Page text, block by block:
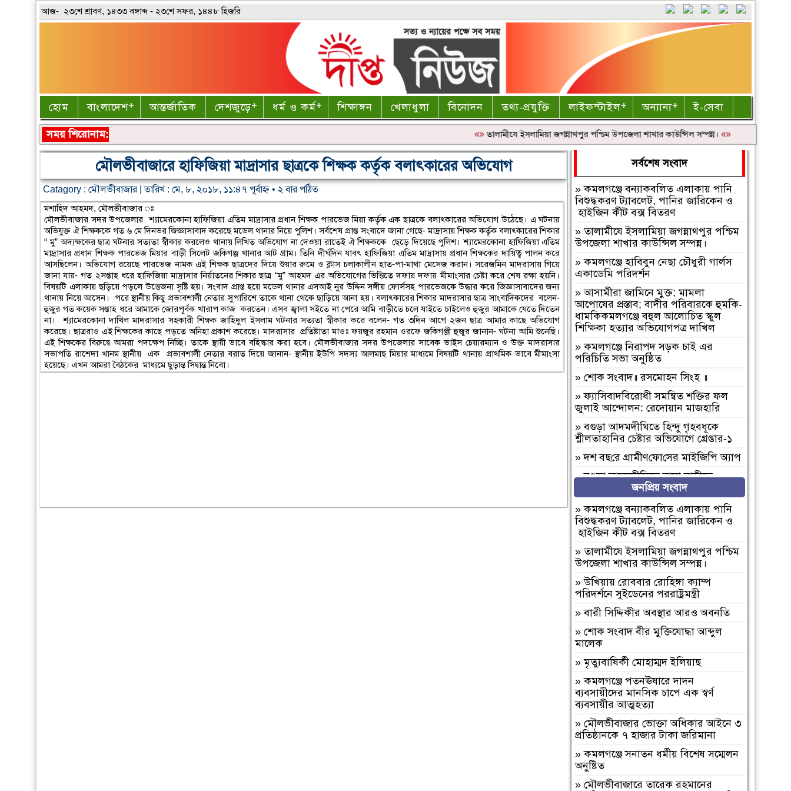
আজ- ২৩শে শ্রাবণ, ১৪৩৩ বঙ্গাব্দ - ২৩শে সফর, ১৪৪৮ হিজরি
হোম বাংলাদেশ আন্তর্জাতিক দেশজুড়ে ধর্ম ও কর্ম শিক্ষাঙ্গন খেলাধুলা বিনোদন তথ্য-প্রযুক্তি লাইফস্টাইল অন্যান্য ই-সেবা
সময় শিরোনাম: «»‎তালামীযে ইসলামিয়া জগন্নাথপুর পশ্চিম উপজেলা শাখার কাউন্সিল সম্পন্ন।«»কমলগঞ্জে হাবিবুন
মৌলভীবাজারে হাফিজিয়া মাদ্রাসার ছাত্রকে শিক্ষক কর্তৃক বলাৎকারের অভিযোগ
Catagory :মৌলভীবাজার| তারিখ : মে, ৮, ২০১৮, ১১:৪৭ পূর্বাহ্ণ • ২ বার পঠিত
মশাহিদ আহমদ, মৌলভীবাজার ঃ
মৌলভীবাজার সদর উপজেলার শ্যামেরকোনা হাফিজিয়া এতিম মাদ্রাসার প্রধান শিক্ষক পারভেজ মিয়া কর্তৃক এক ছাত্রকে বলাৎকারের অভিযোগ উঠেছে। এ ঘটনায়
অভিযুক্ত ঐ শিক্ষককে গত ৬ মে দিনভর জিজ্ঞাসাবাদ করেছে মডেল থানার নিয়ে পুলিশ। সর্বশেষ প্রাপ্ত সংবাদে জানা গেছে- মাদ্রাসায় শিক্ষক কর্তৃক বলাৎকারের শিকার
“ মু” অদ্যক্ষকের ছাত্র ঘটনার সত্যতা স্বীকার করলেও থানায় লিখিত অভিযোগ না দেওয়া রাতেই ঐ শিক্ষককে ছেড়ে দিয়েছে পুলিশ। শ্যামেরকোনা হাফিজিয়া এতিম
মাদ্রাসার প্রধান শিক্ষক পারভেজ মিয়ার বাড়ী সিলেট জকিগঞ্জ থানার আট গ্রাম। তিনি দীর্ঘদিন যাবৎ হাফিজিয়া এতিম মাদ্রাসায় প্রধান শিক্ষকের দায়িত্ব পালন করে
আসছিলেন। অভিযোগ রয়েছে পারভেজ নামক এই শিক্ষক ছাত্রদের দিয়ে শুয়ার রুমে ও ক্লাস চলাকালীন হাত-পা-মাথা মেসেজ করান। সরেজমিন মাদরাসায় গিয়ে
জানা যায়- গত ২সপ্তাহ ধরে হাফিজিয়া মাদ্রাসার নির্য়াতনের শিকার ছাত্র “মু” আহমদ এর অভিযোগের ভিত্তিতে দফায় দফায় মীমাংসার চেষ্টা করে শেষ রক্ষা হয়নি।
বিষয়টি এলাকায় ছড়িয়ে পড়লে উত্তেজনা সৃষ্টি হয়। সংবাদ প্রাপ্ত হয়ে মডেল থানার এসআই নুর উদ্দিন সঙ্গীয় ফোর্সসহ পারভেজকে উদ্ধার করে জিজ্ঞাসাবাদের জন্য
থানায় নিয়ে আসেন। পরে স্থানীয় কিছু প্রভাবশালী নেতার সুপারিশে তাকে থানা থেকে ছাড়িয়ে আনা হয়। বলাৎকারের শিকার মাদরাসার ছাত্র সাংবাদিকদের বলেন-
হুজুর গত কয়েক সপ্তাহ ধরে আমাকে জোরপূর্বক খারাপ কাজ করতেন। এসব জ্বালা সইতে না পেরে আমি বাড়ীতে চলে যাইতে চাইলেও হুজুর আমাকে যেতে দিতেন
না। শ্যামেরকোনা দাখিল মাদরাসার সহকারী শিক্ষক জাহিদুল ইসলাম ঘটনার সত্যতা স্বীকার করে বলেন- গত ৩দিন আগে ২জন ছাত্র আমার কাছে অভিযোগ
করেছে। ছাত্ররাও এই শিক্ষকের কাছে পড়তে অনিহা প্রকাশ করেছে। মাদরাসার প্রতিষ্টাতা মাওঃ ফয়জুর রহমান ওরফে জকিগঞ্জী হুজুর জানান- ঘটনা আমি শুনেছি।
এই শিক্ষকের বিরুদ্বে আমরা পদক্ষেপ নিচ্ছি। তাকে স্থায়ী ভাবে বহিস্কার করা হবে। মৌলভীবাজার সদর উপজেলার সাবেক ভাইস চেয়ারম্যান ও উক্ত মাদরাসার
সভাপতি রাশেদা খানম স্থানীয় এক প্রভাবশালী নেতার বরাত দিয়ে জানান- স্থানীয় ইউপি সদস্য আলমাছ মিয়ার মাধ্যমে বিষয়টি থানায় প্রাথমিক ভাবে মীমাংসা
হয়েছে। এখন আমরা বৈঠকের মাধ্যমে ছুড়ান্ত সিদ্বান্ত নিবো।
সর্বশেষ সংবাদ
»কমলগঞ্জে বন্যাকবলিত এলাকায় পানি
বিশুদ্ধকরণ ট্যাবলেট, পানির জারিকেন ও
হাইজিন কীট বক্স বিতরণ
»‎তালামীযে ইসলামিয়া জগন্নাথপুর পশ্চিম
উপজেলা শাখার কাউন্সিল সম্পন্ন।
»কমলগঞ্জে হাবিবুন নেছা চৌধুরী গার্লস
একাডেমি পরিদর্শন
»আসামীরা জামিনে মুক্ত; মামলা
আপোষের প্রস্তাব; বাদীর পরিবারকে হুমকি-
ধামকিকমলগঞ্জে বহুল আলোচিত স্কুল
শিক্ষিকা হত্যার অভিযোগপত্র দাখিল
»কমলগঞ্জে নিরাপদ সড়ক চাই এর
পরিচিতি সভা অনুষ্ঠিত
»শোক সংবাদ॥ রসমোহন সিংহ ॥
»ফ্যাসিবাদবিরোধী সমন্বিত শক্তির ফল
জুলাই আন্দোলন: রেদোয়ান মাজহারি
»বগুড়া আদমদীঘিতে হিন্দু গৃহবধূকে
শ্লীলতাহানির চেষ্টার অভিযোগে গ্রেপ্তার-১
»দশ বছ‌রে গ্রামীণ‌ফো‌সের মাইজিপি অ্যাপ
»বগুড়া আদমদীঘিতে বাসা বাড়ীতে
দুঃসাহসিক চুরি সংঘটিত
»দুপচাঁচিয়া ট্রেনে কাটা পড়ে যুবকের মৃত্যু
»চারপাশে সবকিছু আগের মতোই আছে,
শুধু তোমরাই নেই”—উলুয়াইল মাদ্রাসায়
আলিম পরীক্ষার্থী ২০২৬ এর অশ্রুসিক্ত
বিদায়।
»সিলেট রেঞ্জের শ্রেষ্ঠ অফিসার ইনচার্জ
নির্বাচিত হলেন মৌলভীবাজার মডেল
থানার অফিসার ইনচার্জ সাইফুল।
বাংলাদেশ হরিজন ঐক্য পরিষদের ৭
দফা দাবি বাস্তবায়নের দাবীতে মানবন্ধন ও
স্বারকলিপি প্রদান
»নওগাঁ মান্দায় শিক্ষার্থীদের বিক্ষোভে
অবরুদ্ধ প্রধান শিক্ষক, মোটরসাইকেলে
আগুন
»হযরত শাহ আজম (রহ.) দরগাহ্
ফাউন্ডেশনের উদ্যোগে ৫ম ধাপে সফাত
আলী সিনিয়র ফাজিল ডিগ্রি মাদ্রাসায়
বৃক্ষরোপণ কর্মসূচি সম্পন্ন
»নওগাঁ পত্নীতলা ব্যাটালিয়নের অভিযানে,
কষ্টি পাথরের বিষ্ণু মূর্তি উদ্ধার
জনপ্রিয় সংবাদ
»কমলগঞ্জে বন্যাকবলিত এলাকায় পানি
বিশুদ্ধকরণ ট্যাবলেট, পানির জারিকেন ও
হাইজিন কীট বক্স বিতরণ
»‎তালামীযে ইসলামিয়া জগন্নাথপুর পশ্চিম
উপজেলা শাখার কাউন্সিল সম্পন্ন।
»উখিয়ায় রোববার রোহিঙ্গা ক্যাম্প
পরিদর্শনে সুইডেনের পররাষ্ট্রমন্ত্রী
»বারী সিদ্দিকীর অবস্থার আরও অবনতি
»শোক সংবাদ বীর মুক্তিযোদ্ধা আব্দুল
মালেক
»মৃত্যুবাষির্কী মোহাম্মদ ইলিয়াছ
»কমলগঞ্জে পতনঊষারে দাদন
ব্যবসায়ীদের মানসিক চাপে এক স্বর্ণ
ব্যবসায়ীর আত্মহত্যা
»মৌলভীবাজার ভোক্তা অধিকার আইনে ৩
প্রতিষ্ঠানকে ৭ হাজার টাকা জরিমানা
»কমলগঞ্জে সনাতন ধর্মীয় বিশেষ সম্মেলন
অনুষ্টিত
»মৌলভীবাজারে তারেক রহমানের